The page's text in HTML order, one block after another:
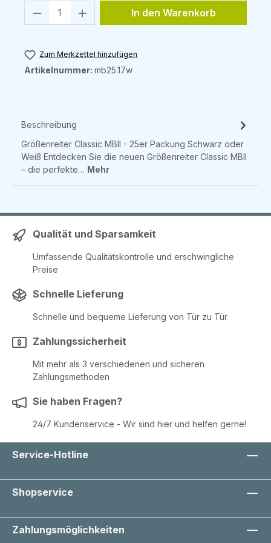
Produkt Anzahl: Gib den
In den Warenkorb
Zum Merkzettel hinzufügen
Artikelnummer: mb25.17w
Beschreibung
Größenreiter Classic MBII - 25er Packung Schwarz oder
Weiß Entdecken Sie die neuen Größenreiter Classic MBII
– die perfekte… Mehr
Qualität und Sparsamkeit
Umfassende Qualitätskontrolle und erschwingliche
Preise
Schnelle Lieferung
Schnelle und bequeme Lieferung von Tür zu Tür
Zahlungssicherheit
Mit mehr als 3 verschiedenen und sicheren
Zahlungsmethoden
Sie haben Fragen?
24/7 Kundenservice - Wir sind hier und helfen gerne!
Service-Hotline
Shopservice
Zahlungsmöglichkeiten